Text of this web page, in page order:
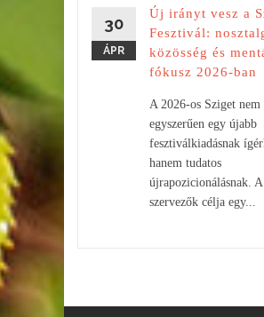
30
ÁPR
Új irányt vesz a
Fesztivál:
közösség és
fókusz 2026-ban
A 2026-os Sziget nem
egyszerűen egy újabb
fesztiválkiadásnak
hanem tudatos
újrapozicionálásnak. A
szervezők célja egy...